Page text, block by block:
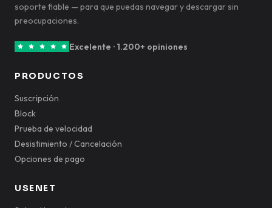
soporte fiable — para que puedas navegar y descargar sin
preocupaciones.
Excelente · 1.200+ opiniones
PRODUCTOS
Suscripción
Block
Prueba de velocidad
Desistimiento / Cancelación
Opciones de pago
USENET